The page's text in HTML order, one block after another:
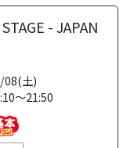
- JAPAN
08(土)
～21:50